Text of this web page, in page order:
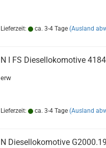
Lieferzeit: ca. 3-4 Tage (Ausland
N I FS Diesellokomotive
erw
Lieferzeit: ca. 3-4 Tage (Ausland
N Diesellokomotive